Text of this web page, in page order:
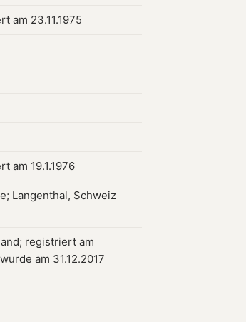
am 23.11.1975
am 19.1.1976
Langenthal, Schweiz
registriert am
am 31.12.2017